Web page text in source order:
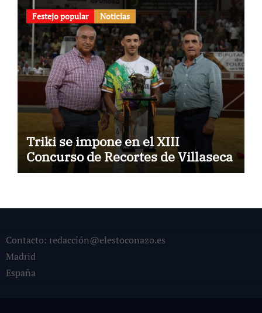
Festejo popular Noticias
Triki se impone en el XIII
Concurso de Recortes de Villaseca
Contacto: redacción@elestoconazo.es
Madrid
España